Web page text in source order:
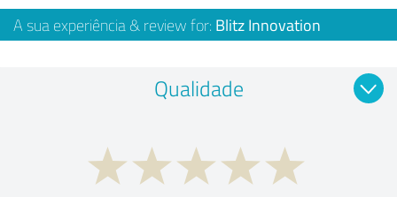
A sua experiência & review for: Blitz Innovation
Qualidade